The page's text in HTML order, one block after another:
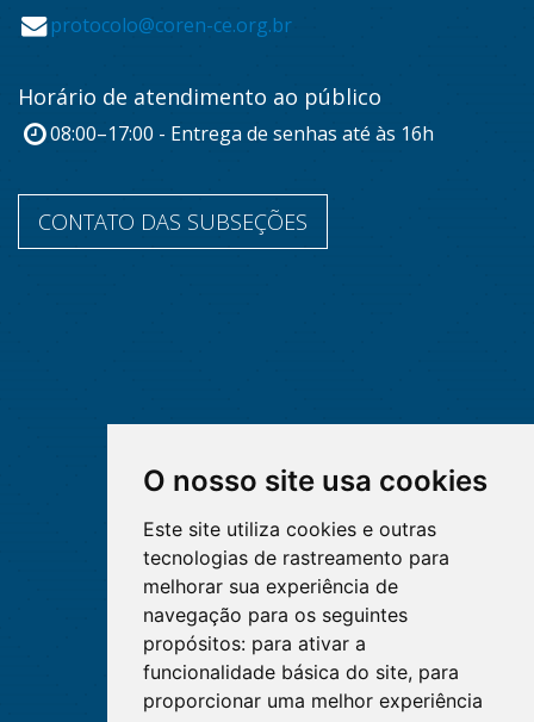
O nosso site usa cookies
Este site utiliza cookies e outras
tecnologias de rastreamento para
melhorar sua experiência de
navegação para os seguintes
propósitos: para ativar a
funcionalidade básica do site, para
proporcionar uma melhor experiência
protocolo@coren-ce.org.br
Horário de atendimento ao público
08:00–17:00 - Entrega de senhas até às 16h
CONTATO DAS SUBSEÇÕES